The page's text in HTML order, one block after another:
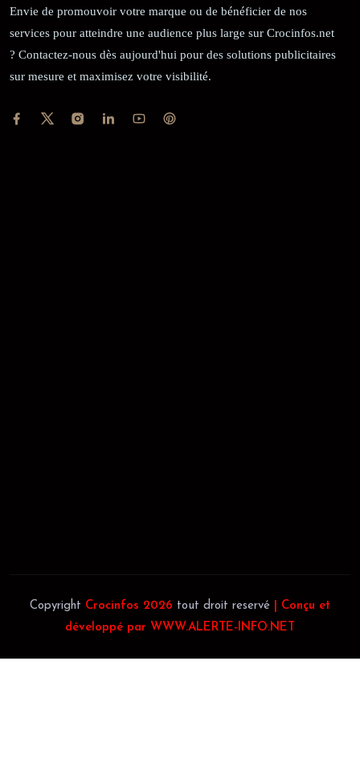
Envie de promouvoir votre marque ou de bénéficier de nos
services pour atteindre une audience plus large sur Crocinfos.net
? Contactez-nous dès aujourd'hui pour des solutions publicitaires
sur mesure et maximisez votre visibilité.
Copyright Crocinfos 2026 tout droit reservé
| Conçu et
développé par WWW.ALERTE-INFO.NET